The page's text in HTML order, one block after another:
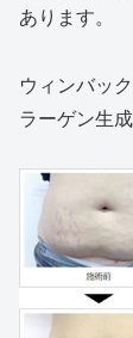
あります。
ウィンバッ
ラーゲン生